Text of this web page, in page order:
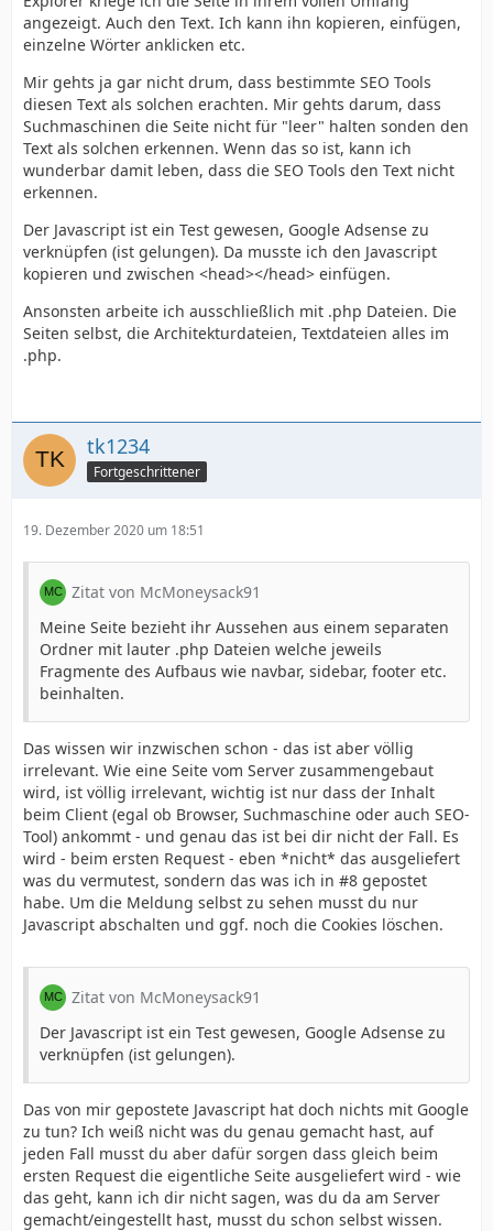
angezeigt. Auch den Text. Ich kann ihn kopieren, einfügen,
einzelne Wörter anklicken etc.
Mir gehts ja gar nicht drum, dass bestimmte SEO Tools
diesen Text als solchen erachten. Mir gehts darum, dass
Suchmaschinen die Seite nicht für "leer" halten sonden den
Text als solchen erkennen. Wenn das so ist, kann ich
wunderbar damit leben, dass die SEO Tools den Text nicht
erkennen.
Der Javascript ist ein Test gewesen, Google Adsense zu
verknüpfen (ist gelungen). Da musste ich den Javascript
kopieren und zwischen <head></head> einfügen.
Ansonsten arbeite ich ausschließlich mit .php Dateien. Die
Seiten selbst, die Architekturdateien, Textdateien alles im
.php.
tk1234
Fortgeschrittener
19. Dezember 2020 um 18:51
Zitat von McMoneysack91
Meine Seite bezieht ihr Aussehen aus einem separaten
Ordner mit lauter .php Dateien welche jeweils
Fragmente des Aufbaus wie navbar, sidebar, footer etc.
beinhalten.
Das wissen wir inzwischen schon - das ist aber völlig
irrelevant. Wie eine Seite vom Server zusammengebaut
wird, ist völlig irrelevant, wichtig ist nur dass der Inhalt
beim Client (egal ob Browser, Suchmaschine oder auch SEO-
Tool) ankommt - und genau das ist bei dir nicht der Fall. Es
wird - beim ersten Request - eben *nicht* das ausgeliefert
was du vermutest, sondern das was ich in #8 gepostet
habe. Um die Meldung selbst zu sehen musst du nur
Javascript abschalten und ggf. noch die Cookies löschen.
Zitat von McMoneysack91
Der Javascript ist ein Test gewesen, Google Adsense zu
verknüpfen (ist gelungen).
Das von mir gepostete Javascript hat doch nichts mit Google
zu tun? Ich weiß nicht was du genau gemacht hast, auf
jeden Fall musst du aber dafür sorgen dass gleich beim
ersten Request die eigentliche Seite ausgeliefert wird - wie
das geht, kann ich dir nicht sagen, was du da am Server
gemacht/eingestellt hast, musst du schon selbst wissen.